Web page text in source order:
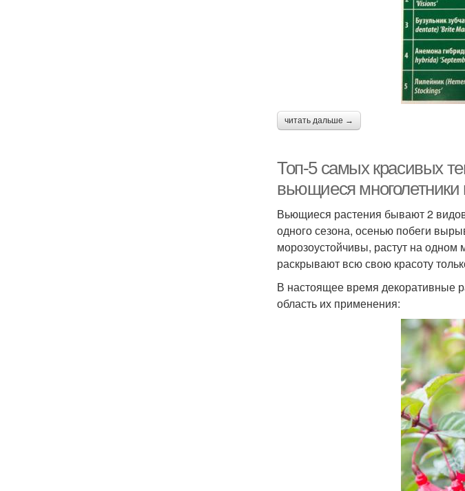
читать дальше →
Топ-5 самых красивых
вьющиеся
Вьющиеся растения бывают 2
одного сезона, осенью побеги
морозоустойчивы, растут на одном
раскрывают всю свою красоту
В настоящее время декоративные
область их применения: